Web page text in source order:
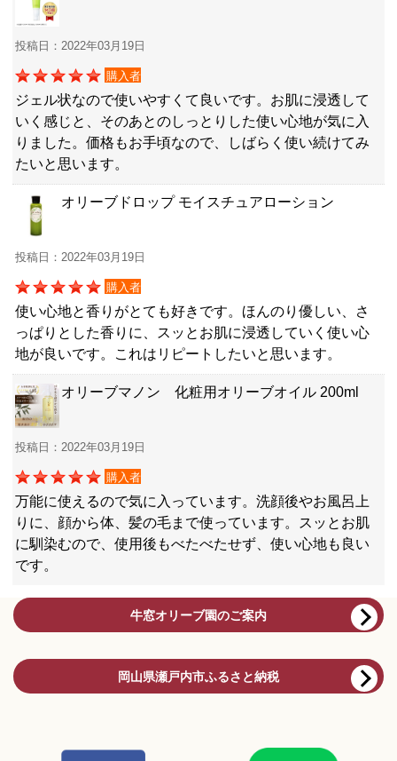
投稿日：2022年03月19日
購入者
ジェル状なので使いやすくて良いです。お肌に浸透して
いく感じと、そのあとのしっとりした使い心地が気に入
りました。価格もお手頃なので、しばらく使い続けてみ
たいと思います。
オリーブドロップ モイスチュアローション
投稿日：2022年03月19日
購入者
使い心地と香りがとても好きです。ほんのり優しい、さ
っぱりとした香りに、スッとお肌に浸透していく使い心
地が良いです。これはリピートしたいと思います。
オリーブマノン 化粧用オリーブオイル 200ml
投稿日：2022年03月19日
購入者
万能に使えるので気に入っています。洗顔後やお風呂上
りに、顔から体、髪の毛まで使っています。スッとお肌
に馴染むので、使用後もべたべたせず、使い心地も良い
です。
牛窓オリーブ園のご案内
岡山県瀬戸内市ふるさと納税